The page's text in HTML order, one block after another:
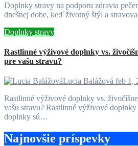
Doplnky stravy na podporu zdravia pečene sú stále populárnejšie v
dnešnej dobe, keď životný štýl a
Doplnky stravy
Rastlinné výživové doplnky vs.
pre vašu stravu?
Lucia Balážová feb 1,
Rastlinné výživové doplnky vs. živočíšne: Ktoré sú vhodnejšie pre
vašu stravu? Rastlinné výživové
doplnky sú…
Najnovšie príspevky